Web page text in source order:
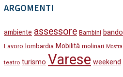
ARGOMENTI
ambiente assessore Bambini bando
Lavoro lombardia Mobilità molinari Mostra
teatro turismo Varese weekend